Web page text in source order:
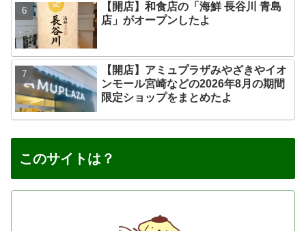
【開店】和食店の「海鮮 長谷川 青島
店」がオープンしたよ
【開店】アミュプラザみやざきやイオ
ンモール宮崎などの2026年8月の期間
限定ショップをまとめたよ
このサイトは？